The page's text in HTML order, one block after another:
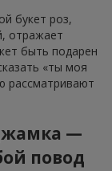
букет роз,
отражает
быть подарен
«ты моя
рассматривают
—
повод